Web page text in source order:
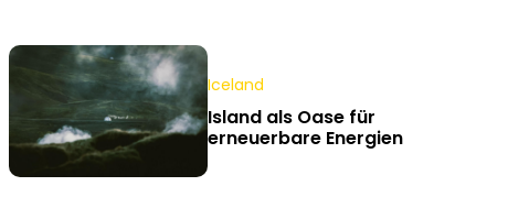
Iceland
Island als Oase für
erneuerbare Energien